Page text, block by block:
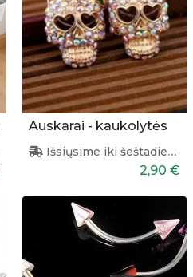
Auskarai - kaukolytės
Išsiųsime iki šeštadienio
2,90 €